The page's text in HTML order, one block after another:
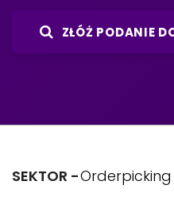
ZŁÓŻ PODANIE
SEKTOR -Orderpicking